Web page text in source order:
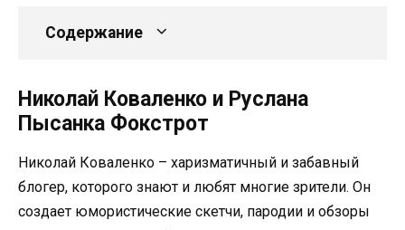
Содержание
Николай Коваленко и Руслана
Пысанка Фокстрот
Николай Коваленко – харизматичный и забавный
блогер, которого знают и любят многие зрители. Он
создает юмористические скетчи, пародии и обзоры